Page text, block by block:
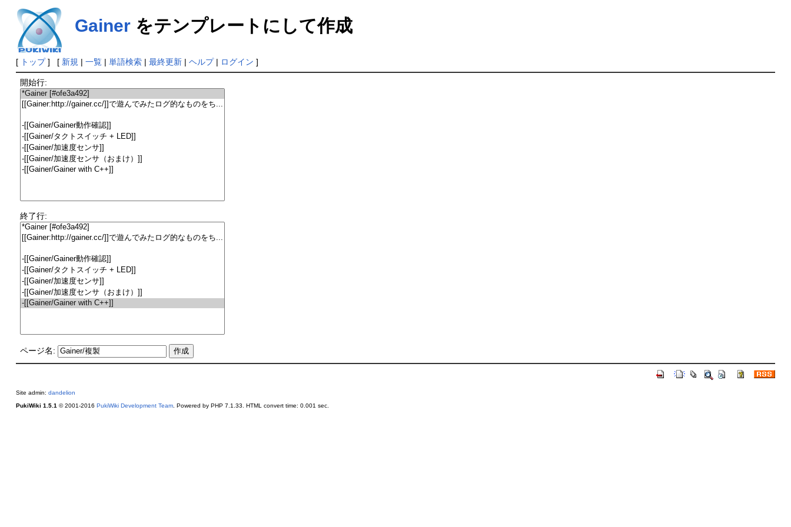
Gainerをテンプレートにして作成
[ トップ] [ 新規 | 一覧| 単語検索| 最終更新| ヘルプ| ログイン ]
開始行:
終了行:
ページ名:
Site admin: dandelion
PukiWiki 1.5.1 © 2001-2016 PukiWiki Development Team. Powered by PHP 7.1.33. HTML convert time: 0.001 sec.